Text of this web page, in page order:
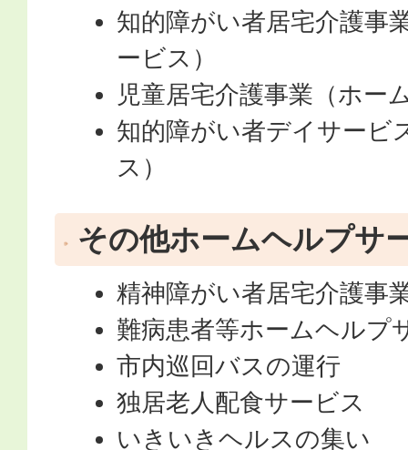
知的障がい者居宅介護事
ービス）
児童居宅介護事業（ホー
知的障がい者デイサービ
ス）
その他ホームヘルプサ
精神障がい者居宅介護事
難病患者等ホームヘルプ
市内巡回バスの運行
独居老人配食サービス
いきいきヘルスの集い